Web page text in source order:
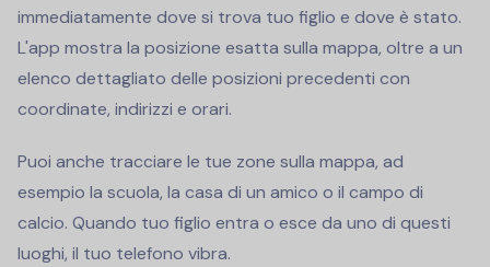
immediatamente dove si trova tuo figlio e dove è stato.
L'app mostra la posizione esatta sulla mappa, oltre a un
elenco dettagliato delle posizioni precedenti con
coordinate, indirizzi e orari.
Puoi anche tracciare le tue zone sulla mappa, ad
esempio la scuola, la casa di un amico o il campo di
calcio. Quando tuo figlio entra o esce da uno di questi
luoghi, il tuo telefono vibra.